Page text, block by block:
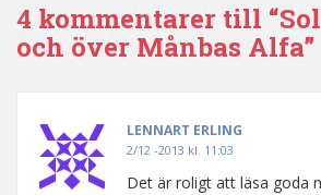
4 kommentarer till
och över Månbas Alfa”
LENNART ERLING
2/12 -2013 kl. 11:03
Det är roligt att läsa goda